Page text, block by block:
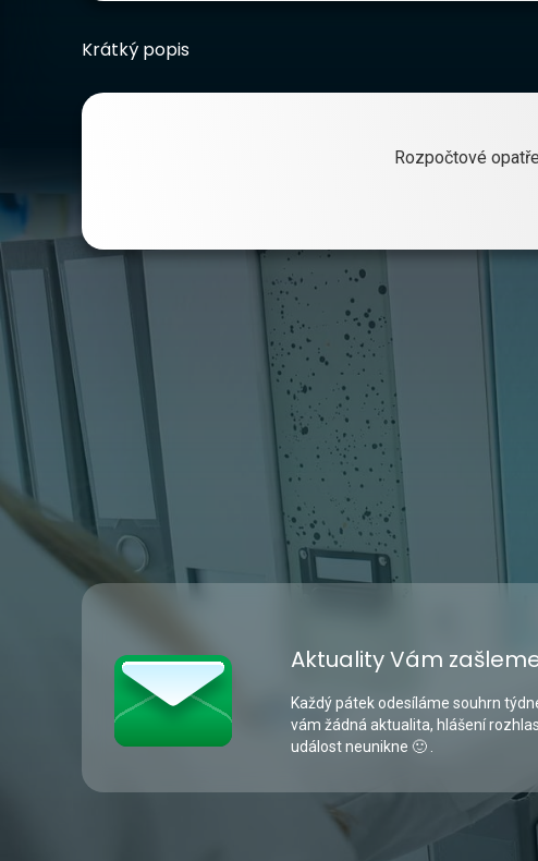
Krátký popis
Rozpočtové
Aktuality Vám
Každý pátek odesíláme souhrn
vám žádná aktualita, hlášení
událost neunikne 🙂 .